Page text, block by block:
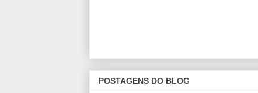
POSTAGENS DO BLOG